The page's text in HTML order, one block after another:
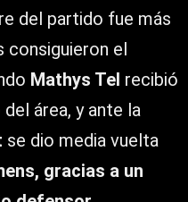
del partido fue más
consiguieron el
Mathys Tel recibió
área, y ante la
se dio media vuelta
gracias a un